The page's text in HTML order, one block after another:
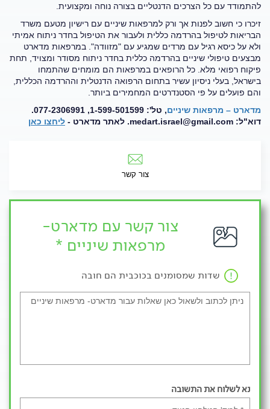
להתמודד עם כל הצרכים הדנטליים בצורה נוחה ומקצועית.
זיכרו כי חשוב לפנות אך ורק למרפאות שיניים עם רישיון מטעם משרד
הבריאות לטיפול בהרדמה כללית ולעבור את הטיפול בחדר ניתוח אמיתי
ולא על כיסא רגיל עם מרדים שמגיע עם "מזוודה". במרפאות מדארט
מבצעים טיפולי שיניים בהרדמה כללית בחדר ניתוח מסודר ומצויד, תחת
פיקוח רפואי מלא. כל הרופאים במרפאות הם מומחים שהתמחו
בישראל, בעלי ניסיון עשיר בתחום הרפואה הדנטלית וההרדמה הכללית,
והם פועלים על פי הסטנדרטים המחמירים ביותר.
מדארט – מרפאות שיניים
, טל': 1-599-501599, 077-2306991.
דוא"ל: medart.israel@gmail.com. לאתר מדארט - ליחצו כאן
צור קשר
צור קשר עם מדארט-
מרפאות שיניים *
שדות שמסומנים בכוכבית הם חובה
נא לשלוח את התשובה